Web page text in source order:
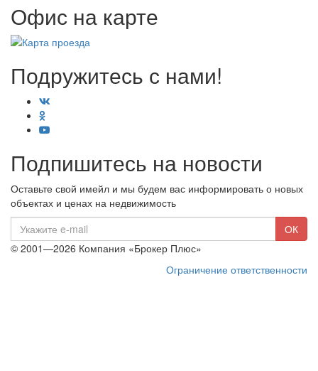
Офис на карте
Подружитесь с нами!
Подпишитесь на новости
Оставьте свой имейл и мы будем вас информировать о новых
объектах и ценах на недвижимость
mail
ОК
© 2001—2026 Компания «Брокер Плюс»
Ограничение ответственности